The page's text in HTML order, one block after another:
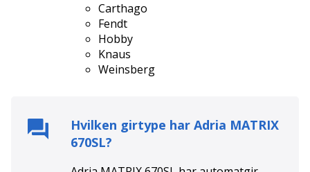
Carthago
Fendt
Hobby
Knaus
Weinsberg
Hvilken girtype har Adria MATRIX
670SL?